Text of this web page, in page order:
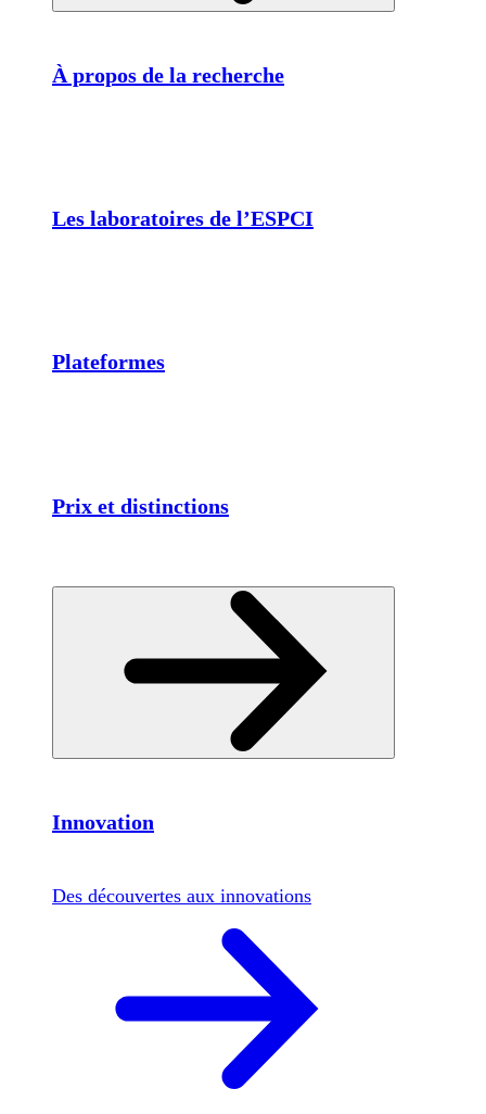
À propos de la recherche
Les laboratoires de l’ESPCI
Plateformes
Prix et distinctions
Innovation
Des découvertes aux innovations